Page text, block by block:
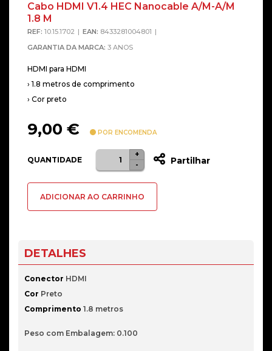
Cabo HDMI V1.4 HEC Nanocable A/M-A/M
1.8 M
REF: 10.15.1702 EAN: 8433281004801
GARANTIA DA MARCA: 3 ANOS
HDMI para HDMI
› 1.8 metros de comprimento
› Cor preto
9,00 € POR ENCOMENDA
QUANTIDADE
Quantidade
de
HDMI
A/M-
M
-
+
Partilhar
ADICIONAR AO CARRINHO
DETALHES
Conector HDMI
Cor Preto
Comprimento 1.8 metros
Peso com Embalagem: 0.100